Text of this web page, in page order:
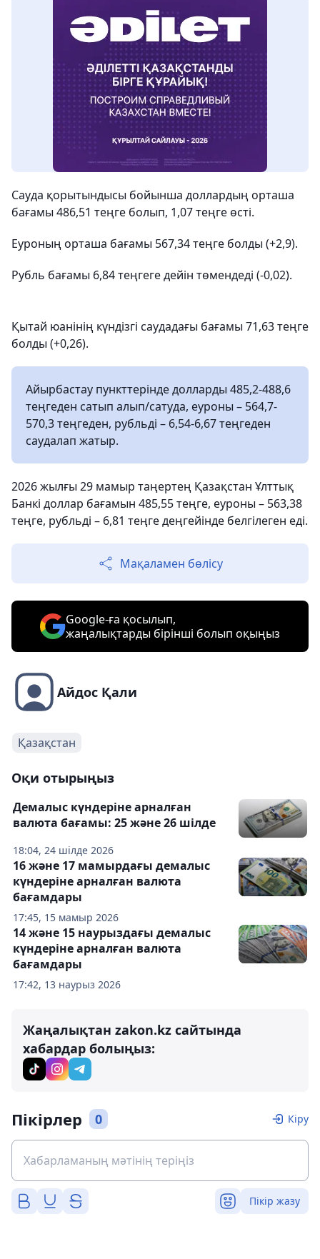
Сауда қорытындысы бойынша доллардың орташа
бағамы 486,51 теңге болып, 1,07 теңге өсті.
Еуроның орташа бағамы 567,34 теңге болды (+2,9).
Рубль бағамы 6,84 теңгеге дейін төмендеді (-0,02).
Қытай юанінің күндізгі саудадағы бағамы 71,63 теңге
болды (+0,26).
Айырбастау пункттерінде долларды 485,2-488,6
теңгеден сатып алып/сатуда, еуроны – 564,7-
570,3 теңгеден, рубльді – 6,54-6,67 теңгеден
саудалап жатыр.
2026 жылғы 29 мамыр таңертең Қазақстан Ұлттық
Банкі доллар бағамын 485,55 теңге, еуроны – 563,38
теңге, рубльді – 6,81 теңге деңгейінде белгілеген еді.
Мақаламен бөлісу
Google-ға қосылып,
жаңалықтарды бірінші болып оқыңыз
Айдос Қали
Қазақстан
Оқи отырыңыз
18:04, 24 шілде 2026
Демалыс күндеріне арналған
валюта бағамы: 25 және 26 шілде
17:45, 15 мамыр 2026
16 және 17 мамырдағы демалыс
күндеріне арналған валюта
бағамдары
17:42, 13 наурыз 2026
14 және 15 наурыздағы демалыс
күндеріне арналған валюта
бағамдары
Жаңалықтан zakon.kz сайтында
хабардар болыңыз:
Пікірлер 0 Кіру
Пікір жазу